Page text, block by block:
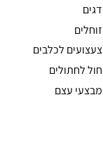
דגים
זוחלים
צעצועים לכלבים
חול לחתולים
מבצעי עצם